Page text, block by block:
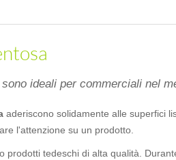
ideali per commerciali nel
aderiscono solidamente alle superfici
l'attenzione su un prodotto.
prodotti tedeschi di alta qualità.